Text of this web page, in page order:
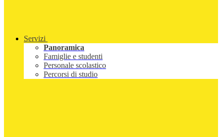
Servizi
Panoramica
Famiglie e studenti
Personale scolastico
Percorsi di studio